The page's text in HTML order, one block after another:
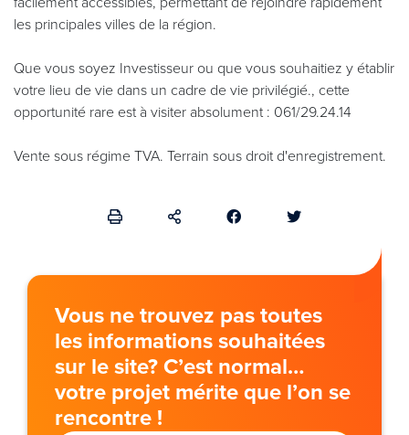
les principales villes de la région.
Que vous soyez Investisseur ou que vous souhaitiez y établir
votre lieu de vie dans un cadre de vie privilégié., cette
opportunité rare est à visiter absolument : 061/29.24.14
Vente sous régime TVA. Terrain sous droit d'enregistrement.
Vous ne trouvez pas toutes
les informations souhaitées
sur le site? C’est normal…
votre projet mérite que l’on se
rencontre !